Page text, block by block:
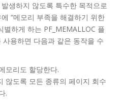
생하지 않도록 특수한 목적으로
“메모리 부족을 해결하기 위한
별하게 하는 PF_MEMALLOC 플
용하면 다음과 같은 동작을 수
모리도 할당한다.
않도록 모든 종류의 페이지 회수
.